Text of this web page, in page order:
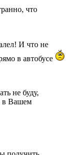
что
И что не
в автобусе
не буду,
в Вашем